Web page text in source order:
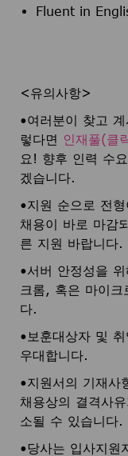
Fluent in
<유의사항>
•여러분이 찾고
렇다면 인재풀(클
요! 향후 인력 수
겠습니다.
•지원 순으로 전
채용이 바로 마감
른 지원 바랍니다.
•서버 안정성을
크롬, 혹은 마이크
다.
•보훈대상자 및
우대합니다.
•지원서의 기재사
채용상의 결격사
소될 수 있습니다.
•당사는 입사지원